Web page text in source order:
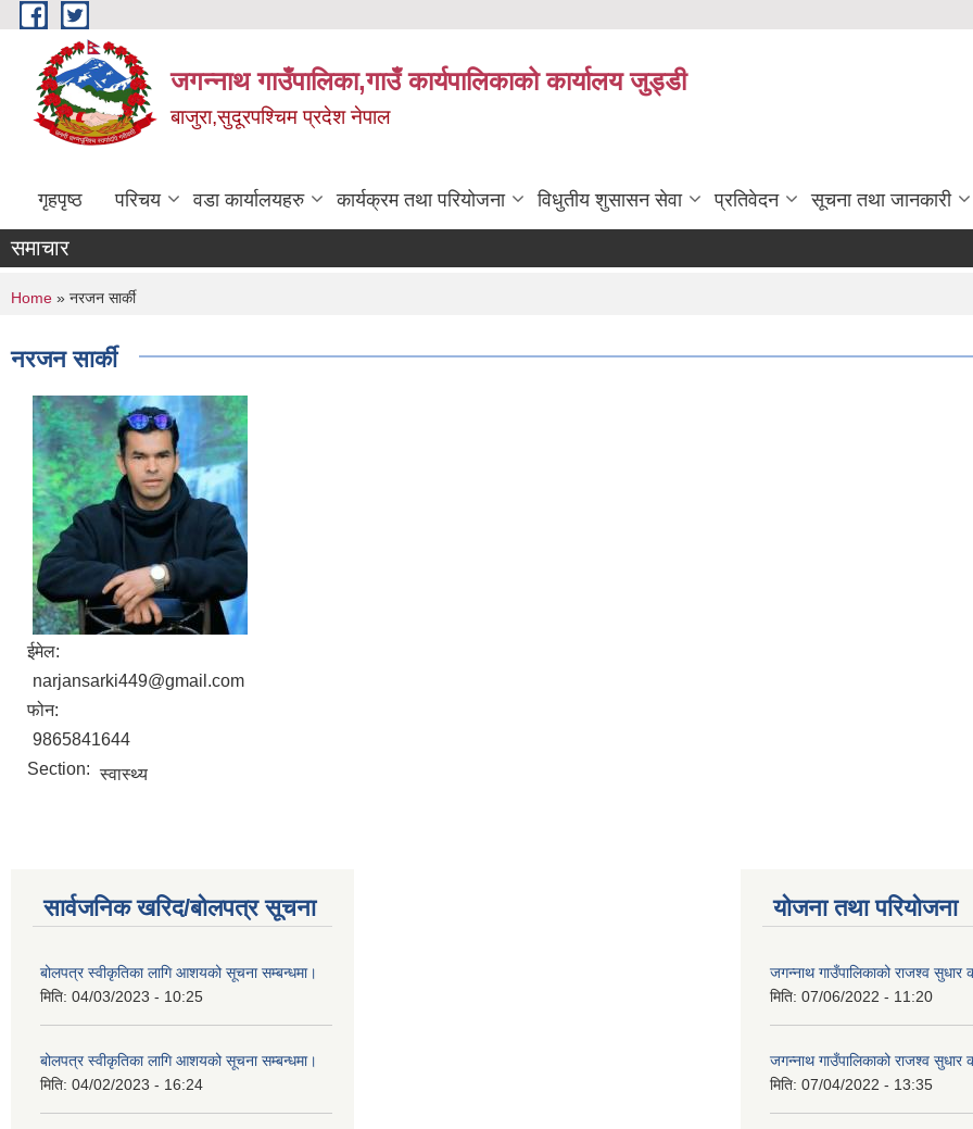
Skip to main content
जगन्नाथ गाउँपालिका,गाउँ कार्यपालिकाको कार्यालय जुड्डी
बाजुरा,सुदूरपश्चिम प्रदेश नेपाल
गृहपृष्ठ परिचय वडा कार्यालयहरु कार्यक्रम तथा परियोजना विधुतीय शुसासन सेवा प्रतिवेदन सूचना तथा जानकारी
समाचार
You are here
Home » नरजन सार्की
नरजन सार्की
ईमेल:
narjansarki449@gmail.com
फोन:
9865841644
Section: स्वास्थ्य
सार्वजनिक खरिद/बोलपत्र सूचना
बोलपत्र स्वीकृतिका लागि आशयको सूचना सम्बन्धमा।
मिति: 04/03/2023 - 10:25
बोलपत्र स्वीकृतिका लागि आशयको सूचना सम्बन्धमा।
मिति: 04/02/2023 - 16:24
योजना तथा परियोजना
जगन्नाथ गाउँपालिकाको राजश्व सुधार
मिति: 07/06/2022 - 11:20
जगन्नाथ गाउँपालिकाको राजश्व सुधार
मिति: 07/04/2022 - 13:35